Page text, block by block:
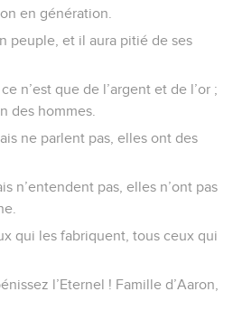
en génération.
peuple, et il aura pitié de ses
n’est que de l’argent et de l’or ;
des hommes.
ne parlent pas, elles ont des
n’entendent pas, elles n’ont pas
qui les fabriquent, tous ceux qui
l’Eternel ! Famille d’Aaron,